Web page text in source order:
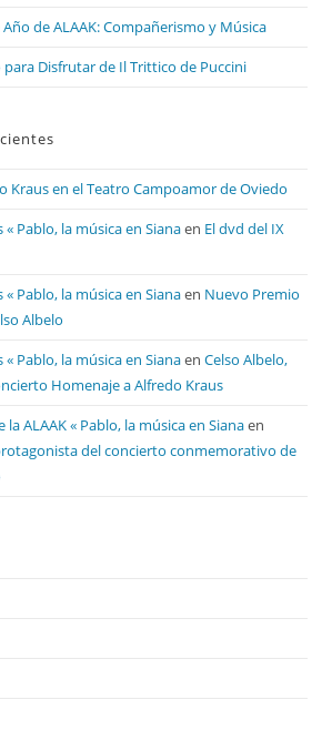
de ALAAK: Compañerismo y Música
para Disfrutar de Il Trittico de Puccini
Kraus en el Teatro Campoamor de Oviedo
Pablo, la música en Sianaen El dvd del IX
Pablo, la música en Sianaen Nuevo Premio
Albelo
Pablo, la música en SianaenCelso Albelo,
Homenaje a Alfredo Kraus
ALAAK « Pablo, la música en Sianaen
del concierto conmemorativo de